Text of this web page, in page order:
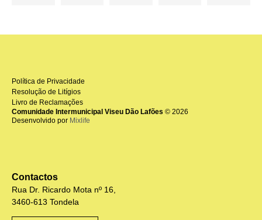
Política de Privacidade
Resolução de Litígios
Livro de Reclamações
Comunidade Intermunicipal Viseu Dão Lafões © 2026
Desenvolvido por Mixlife
Contactos
Rua Dr. Ricardo Mota nº 16,
3460-613 Tondela